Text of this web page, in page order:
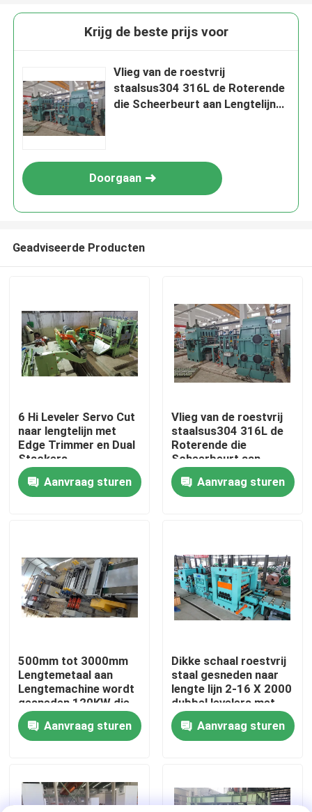
Producten
Ongeveer ons
Contacteer ons
Gevallen
Metaal dat Lijn scheurt
Precisie die Lijn scheurt
Krijg de beste prijs voor
Vlieg van de roestvrij
staalsus304 316L de Roterende
die Scheerbeurt aan Lengtelijn
Doorgaan
Geadviseerde Producten
6 Hi Leveler Servo Cut
naar lengtelijn met
Edge Trimmer en Dual
Stackers
Aanvraag sturen
Vlieg van de roestvrij
staalsus304 316L de
Roterende die
Scheerbeurt aan
Lengtelijn 0,3 wordt
gesneden - 2 X 1000
Aanvraag sturen
500mm tot 3000mm
Lengtemetaal aan
Lengtemachine wordt
gesneden 120KW die
Aanvraag sturen
Dikke schaal roestvrij
staal gesneden naar
lengte lijn 2-16 X 2000
dubbel levelers met
rand trimming
Aanvraag sturen